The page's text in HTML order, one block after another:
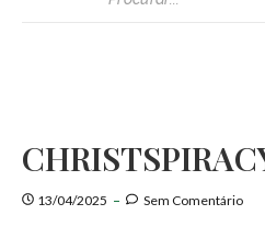
13/04/2025 Sem Comentário